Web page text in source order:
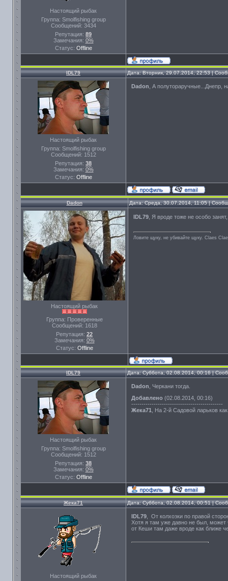
Настоящий рыбак
Группа: Smolfishing group
Сообщений: 3434
Репутация: 89
Замечания: 0%
Статус: Offline
IDL79 Дата: Вторник, 29.07.2014, 22:53 |
Настоящий рыбак
Группа: Smolfishing group
Сообщений: 1512
Репутация: 38
Замечания: 0%
Статус: Offline
Dadon , А полутораручные...Днепр,
Dadon Дата: Среда, 30.07.2014, 11:05 |
Настоящий рыбак
Группа: Проверенные
Сообщений: 1618
Репутация: 22
Замечания: 0%
Статус: Offline
IDL79 , Я вроде тоже не особо
Ловите щуку, не убивайте щуку. Сlaes
IDL79 Дата: Суббота, 02.08.2014, 00:16 |
Настоящий рыбак
Группа: Smolfishing group
Сообщений: 1512
Репутация: 38
Замечания: 0%
Статус: Offline
Dadon , Черкани тогда.
Добавлено (02.08.2014, 00:16)
---------------------------------------------
Жека71
, На 2-й Садовой ларьков
Жека71 Дата: Суббота, 02.08.2014, 00:51 |
Настоящий рыбак
IDL79 , От колхозки по правой
Хотя я там уже давно не был, может
от Кеши там даже вроде как ближе